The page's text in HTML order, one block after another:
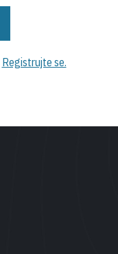
Registrujte se.